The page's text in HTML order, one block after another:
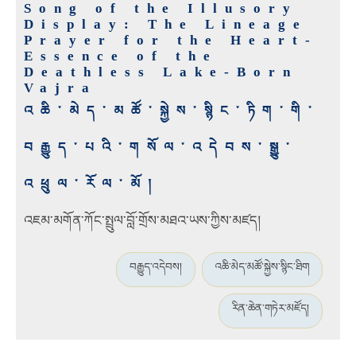
Song of the Illusory
Display: The Lineage
Prayer for the Heart-
Essence of the
Deathless Lake-Born
Vajra
འཆི་མེད་མཚོ་སྐྱེས་སྙིང་ཏིག་གི་
བརྒྱུད་པའི་གསོལ་འདེབས་སྒྱུ་
འཕྲུལ་རོལ་མོ།
འཇམ་མགོན་ཀོང་སྤྲུལ་བློ་གྲོས་མཐའ་ཡས་ཀྱིས་མཛད།
བརྒྱུད་འདེབས། འཆི་མེད་མཚོ་སྐྱེས་སྙིང་ཐིག
རིན་ཆེན་གཏེར་མཛོད།